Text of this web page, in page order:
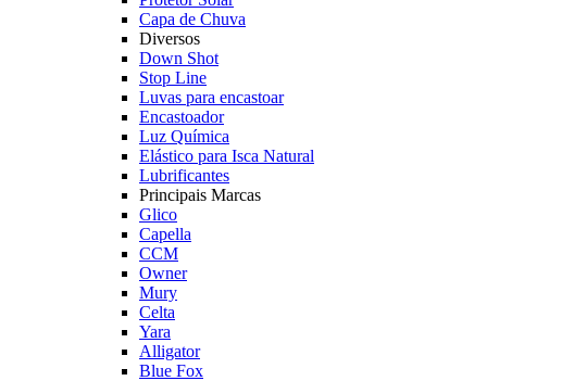
Capa de Chuva
Diversos
Down Shot
Stop Line
Luvas para encastoar
Encastoador
Luz Química
Elástico para Isca Natural
Lubrificantes
Principais Marcas
Glico
Capella
CCM
Owner
Mury
Celta
Yara
Alligator
Blue Fox